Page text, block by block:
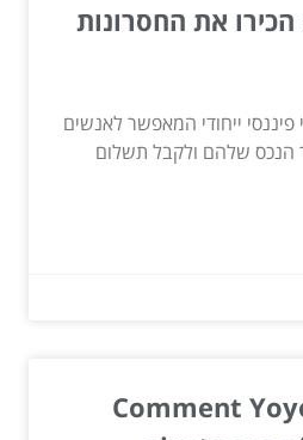
את החסרונות
ייחודי המאפשר לאנשים
הנכס שלהם ולקבל תשלום
Comment